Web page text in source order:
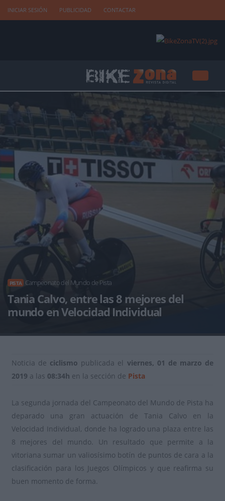
INICIAR SESIÓN PUBLICIDAD CONTACTAR
PISTA Campeonato del Mundo de Pista
Tania Calvo, entre las 8 mejores del
mundo en Velocidad Individual
Noticia de ciclismo publicada el viernes, 01 de marzo de
2019 a las 08:34h en la sección de Pista
La segunda jornada del Campeonato del Mundo de Pista ha
deparado una gran actuación de Tania Calvo en la
Velocidad Individual, donde ha logrado una plaza entre las
8 mejores del mundo. Un resultado que permite a la
vitoriana sumar un valiosísimo botín de puntos de cara a la
clasificación para los Juegos Olímpicos y que reafirma su
buen momento de forma.